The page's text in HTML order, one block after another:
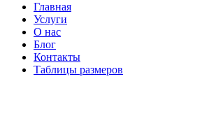
Главная
Услуги
О нас
Блог
Контакты
Таблицы размеров